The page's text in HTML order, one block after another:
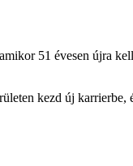
51 évesen újra
kezd új karrierbe,